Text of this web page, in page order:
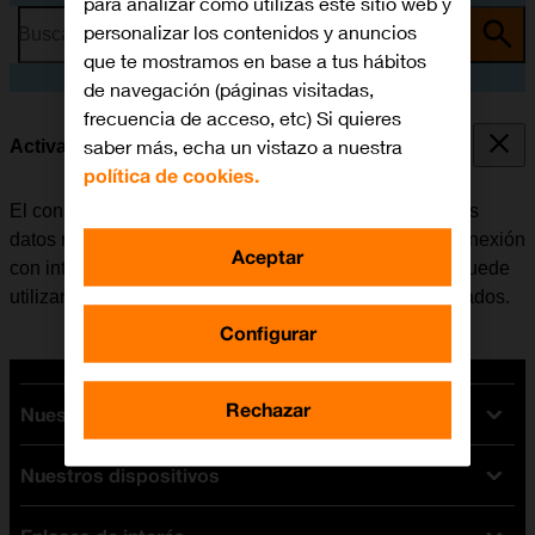
Busca por problema o tema
Activar o desactivar los datos móviles
El consumo de datos se puede limitar, desactivando los
datos móviles. Haciendo esto el móvil no establece conexión
con internet a través de la red móvil. No obstante, se puede
utilizar Wi-Fi aunque los datos móviles estén desactivados.
Nuestras tarifas
Tarifas Orange
Tarifas fibra y móvil
Nuestros dispositivos
personalizar los contenidos y anuncios
que te mostramos en base a tus hábitos
de navegación (páginas visitadas,
frecuencia de acceso, etc) Si quieres
saber más, echa un vistazo a nuestra
política de cookies.
Configurar
Rechazar
Aceptar